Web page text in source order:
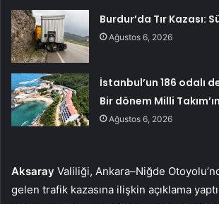
Burdur’da Tır Kazası:
Ağustos 6, 2026
İstanbul’un 186 odalı
Bir dönem Milli
Ağustos 6, 2026
Aksaray Valiliği, Ankara–Niğde
gelen trafik kazasına ilişkin açıklama